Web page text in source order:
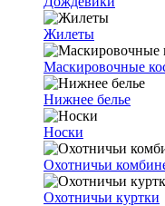
Жилеты
Маскировочные
Нижнее белье
Носки
Охотничьи
Охотничьи куртки